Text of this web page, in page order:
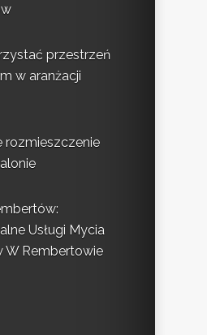
przestrzeń
w aranżacji
rozmieszczenie
Usługi Mycia
W Rembertowie